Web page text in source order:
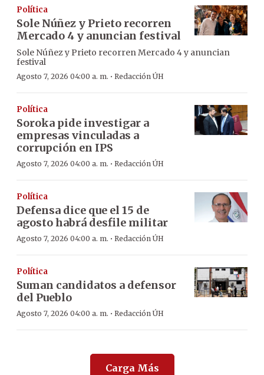
Política
Sole Núñez y Prieto recorren
Mercado 4 y anuncian festival
Sole Núñez y Prieto recorren Mercado 4 y anuncian
festival
Agosto 7, 2026 04:00 a. m. · Redacción ÚH
Política
Soroka pide investigar a
empresas vinculadas a
corrupción en IPS
Agosto 7, 2026 04:00 a. m. · Redacción ÚH
Política
Defensa dice que el 15 de
agosto habrá desfile militar
Agosto 7, 2026 04:00 a. m. · Redacción ÚH
Política
Suman candidatos a defensor
del Pueblo
Agosto 7, 2026 04:00 a. m. · Redacción ÚH
Carga Más